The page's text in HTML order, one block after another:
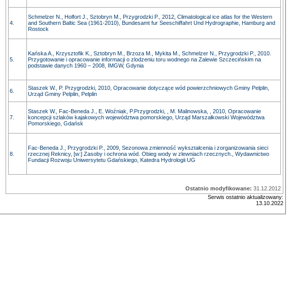
4.
Schmelzer N., Holfort J., Sztobryn M., Przygrodzki P., 2012, Climatological ice atlas for the Western
and Southern Baltic Sea (1961-2010), Bundesamt fur Seeschiffahrt Und Hydrographie, Hamburg and
Rostock
5.
Kańska A., Krzysztofik K., Sztobryn M., Brzoza M., Mykita M., Schmelzer N., Przygrodzki P., 2010.
Przygotowanie i opracowanie informacji o zlodzeniu toru wodnego na Zalewie Szczecińskim na
podstawie danych 1960 – 2008, IMGW, Gdynia
6.
Staszek W., P. Przygrodzki, 2010, Opracowanie dotyczące wód powierzchniowych Gminy Pelplin,
Urząd Gminy Pelplin, Pelplin
7.
Staszek W., Fac-Beneda J., E. Woźniak, P.Przygrodzki, , M. Malinowska, , 2010, Opracowanie
koncepcji szlaków kajakowych województwa pomorskiego, Urząd Marszałkowski Województwa
Pomorskiego, Gdańsk
8.
Fac-Beneda J., Przygrodzki P., 2009, Sezonowa zmienność wykształcenia i zorganizowania sieci
rzecznej Reknicy, [w:] Zasoby i ochrona wód. Obieg wody w zlewniach rzecznych., Wydawnictwo
Fundacji Rozwoju Uniwersytetu Gdańskiego, Katedra Hydrologii UG
Ostatnio modyfikowane: 31.12.2012
Serwis ostatnio aktualizowany:
13.10.2022